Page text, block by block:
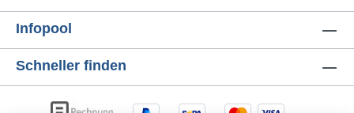
Infopool
Schneller finden